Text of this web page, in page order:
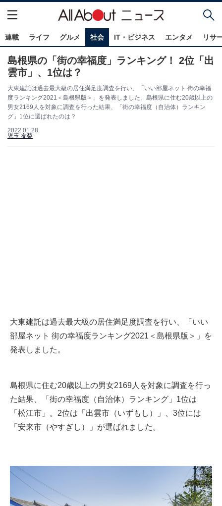
連載 ライフ グルメ 社会 IT・ビジネス エンタメ リサ
島根県の「街の幸福度」ランキング！ 2位「出
雲市」、1位は？
大東建託は過去最大級の居住満足度調査を行い、「いい部屋ネット 街の幸福
度ランキング2021＜島根県版＞」を発表しました。島根県に住む20歳以上の
男女2169人を対象に調査を行った結果、「街の幸福度（自治体）ランキン
グ」1位に選ばれたのは？
2022.01.28
児玉 友梨
大東建託は過去最大級の居住満足度調査を行い、「いい
部屋ネット 街の幸福度ランキング2021＜島根県版＞」を
発表しました。
島根県に住む20歳以上の男女2169人を対象に調査を行っ
た結果、「街の幸福度（自治体）ランキング」1位は
「松江市」。2位は「出雲市（いずもし）」、3位には
「安来市（やすぎし）」が選ばれました。